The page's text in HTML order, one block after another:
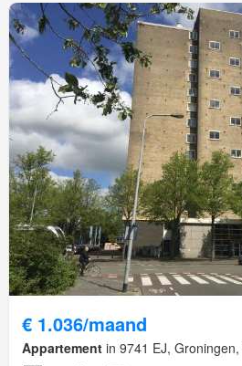
€ 1.036/maand
Appartement in 9741 EJ,